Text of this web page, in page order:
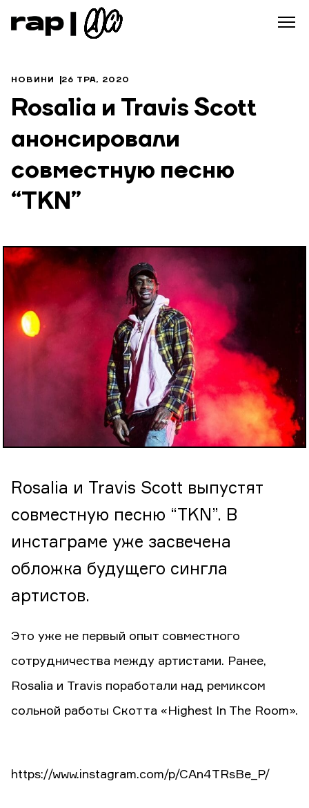
НОВИНИ 26 ТРА, 2020
Rosalia и Travis Scott
анонсировали
совместную песню
“TKN”
Rosalia и Travis Scott выпустят
совместную песню “TKN”. В
инстаграме уже засвечена
обложка будущего сингла
артистов.
Это уже не первый опыт совместного
сотрудничества между артистами. Ранее,
Rosalia и Travis поработали над ремиксом
сольной работы Скотта «Highest In The Room».
https://www.instagram.com/p/CAn4TRsBe_P/